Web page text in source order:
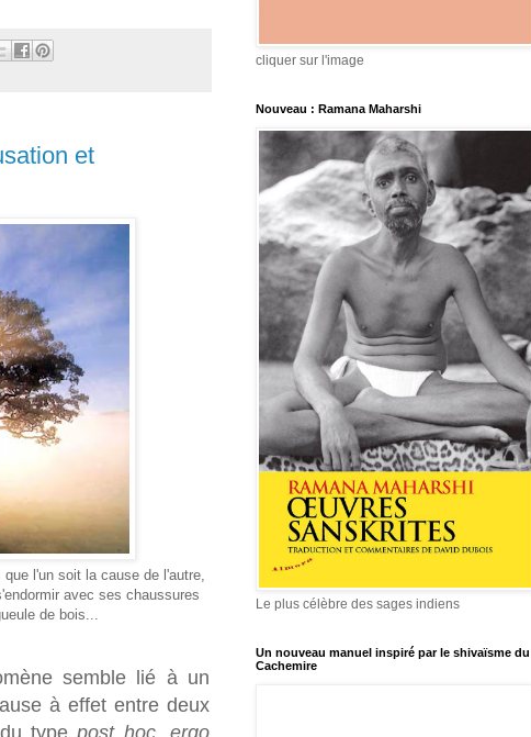
et
l'un soit la cause de l'autre,
avec ses chaussures
de bois...
semble lié à un
à effet entre deux
type post hoc, ergo
cliquer sur l'image
Nouveau : Ramana Maharshi
Le plus célèbre des sages indiens
Un nouveau manuel inspiré par le shivaïsme du
Cachemire